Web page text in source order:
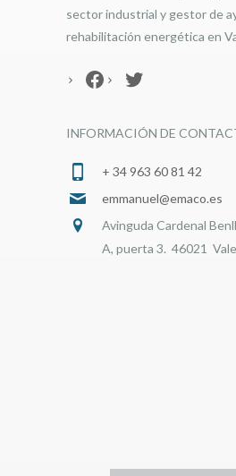
sector industrial y gestor de
rehabilitación energética en
Facebook
Twitter
INFORMACIÓN DE
+ 34 963 60 81 42
emmanuel@emaco.es
Avinguda Cardenal
A, puerta 3. 46021